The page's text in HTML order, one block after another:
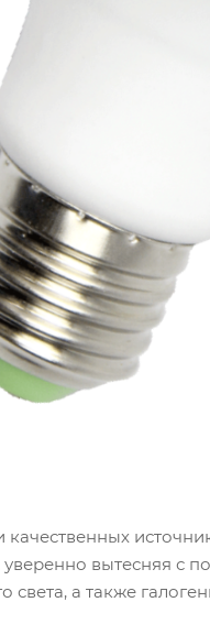
вытесняя с
света, а также